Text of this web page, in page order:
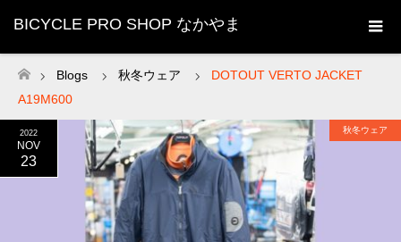
BICYCLE PRO SHOP なかやま
ホーム
Blogs 秋冬ウェア
DOTOUT VERTO JACKET
A19M600
2022
NOV
23
秋冬ウェア